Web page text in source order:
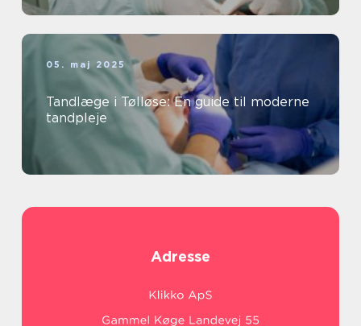
05. maj 2025
Tandlæge i Tølløse: En guide til moderne
tandpleje
Adresse